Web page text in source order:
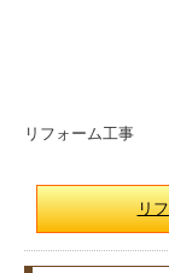
リフォーム工事
リ